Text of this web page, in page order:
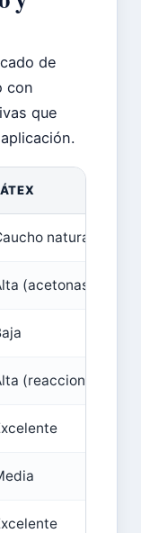
de
con
que
natural
(acetonas,
(reacciones